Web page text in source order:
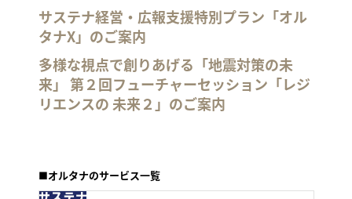
サステナ経営・広報支援特別プラン「オル
タナX」のご案内
多様な視点で創りあげる「地震対策の未
来」 第２回フューチャーセッション「レジ
リエンスの 未来２」のご案内
■オルタナのサービス一覧